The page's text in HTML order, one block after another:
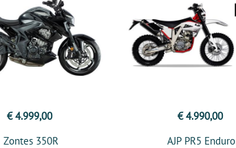
€ 4.999,00
Zontes 350R
€ 4.990,00
AJP PR5 Enduro